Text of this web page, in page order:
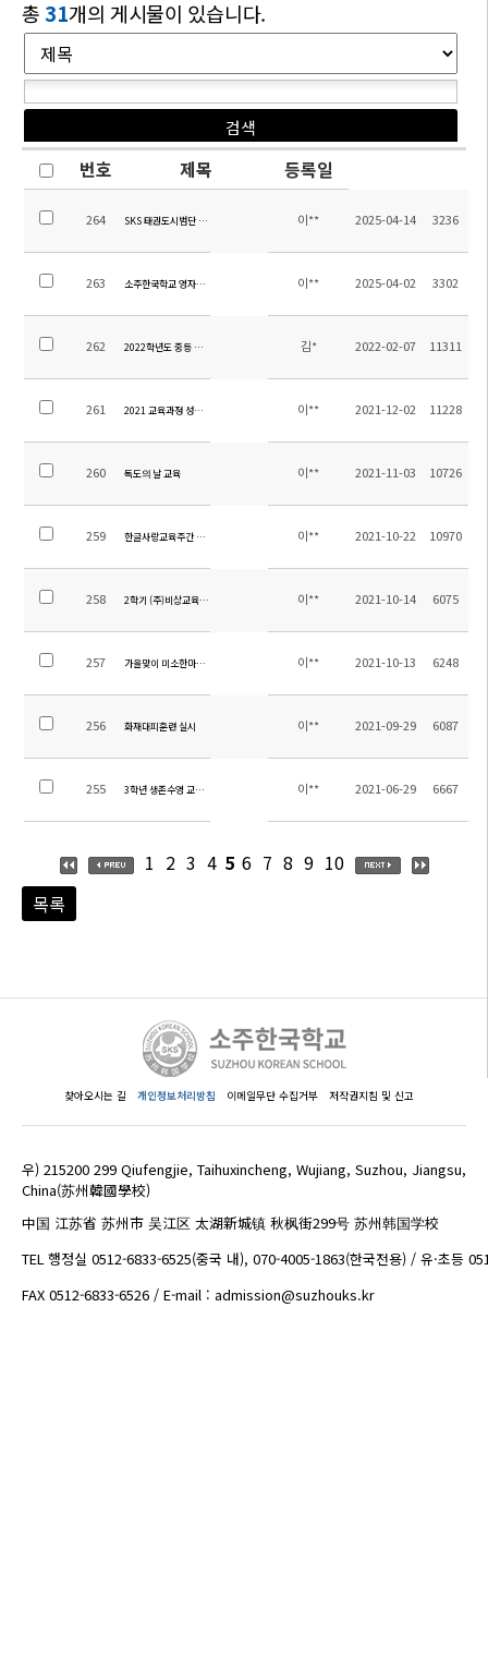
총 31개의 게시물이 있습니다.
번호 제목 등록일
264 SKS 태권도시범단 발대식(소주연합타임즈) 이** 2025-04-14 3236
263 소주한국학교 영자신문 3월호 이** 2025-04-02 3302
262 2022학년도 중등 교과서 목록 수정 안내 김* 2022-02-07 11311
261 2021 교육과정 성과 발표회 이** 2021-12-02 11228
260 독도의 날 교육 이** 2021-11-03 10726
259 한글사랑교육주간 운영 이** 2021-10-22 10970
258 2학기 (주)비상교육 문제집 기부 이** 2021-10-14 6075
257 가을맞이 미소한마당 개최 이** 2021-10-13 6248
256 화재대피훈련 실시 이** 2021-09-29 6087
255 3학년 생존수영 교육 실시 이** 2021-06-29 6667
1 2 3 4 5 6 7 8 9 10
목록
찾아오시는 길 개인정보처리방침 이메일무단 수집거부 저작권지침 및 신고
우) 215200 299 Qiufengjie, Taihuxincheng, Wujiang, Suzhou, Jiangsu,
China(苏州韓國學校)
中国 江苏省 苏州市 吴江区 太湖新城镇 秋枫街299号 苏州韩国学校
TEL 행정실 0512-6833-6525(중국 내), 070-4005-1863(한국전용) / 유·초등
FAX 0512-6833-6526 / E-mail : admission@suzhouks.kr